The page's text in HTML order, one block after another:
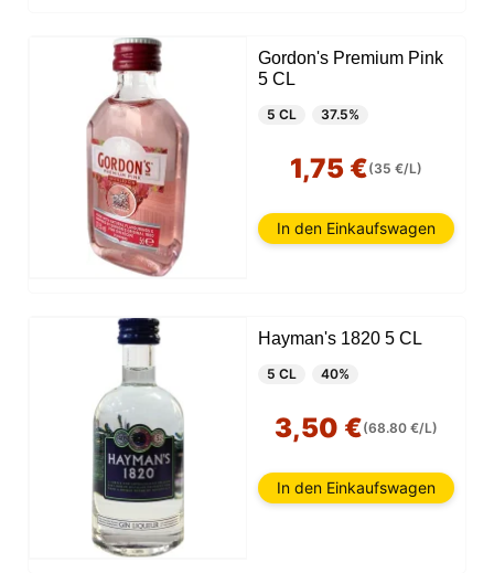
Gordon's Premium Pink
5 CL
5 CL 37.5%
1,75 €(35 €/L)
In den Einkaufswagen
Hayman's 1820 5 CL
5 CL 40%
3,50 €(68.80 €/L)
In den Einkaufswagen